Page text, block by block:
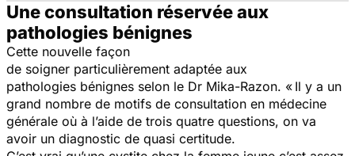
Une consultation réservée aux
pathologies bénignes
Cette nouvelle façon
de soigner particulièrement adaptée aux
pathologies bénignes selon le Dr Mika-Razon. « Il y a un
grand nombre de motifs de consultation en médecine
générale où à l’aide de trois quatre questions, on va
avoir un diagnostic de quasi certitude.